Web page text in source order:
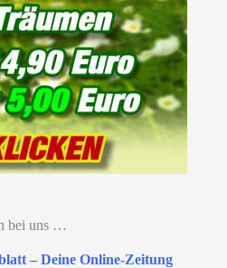
bei uns …
– Deine Online-Zeitung